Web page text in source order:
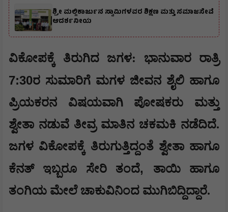
ಶ್ರೀ ಮಲ್ಲಿಕಾರ್ಜುನ ಸ್ವಾಮಿಗಳವರ ಶಿಕ್ಷಣ ಮತ್ತು ಸಮಾಜಸೇವೆ
ಆದರ್ಶನೀಯ
ವಿಕೋಪಕ್ಕೆ ತಿರುಗಿದ ಜಗಳ: ಭಾನುವಾರ ರಾತ್ರಿ
7:30ರ ಸುಮಾರಿಗೆ ಮಗಳ ಜೀವನ ಶೈಲಿ ಹಾಗೂ
ಪ್ರಿಯಕರನ ವಿಷಯವಾಗಿ ಪೋಷಕರು ಮತ್ತು
ಶ್ವೇತಾ ನಡುವೆ ತೀವ್ರ ಮಾತಿನ ಚಕಮಕಿ ನಡೆದಿದೆ.
ಜಗಳ ವಿಕೋಪಕ್ಕೆ ತಿರುಗುತ್ತಿದ್ದಂತೆ ಶ್ವೇತಾ ಹಾಗೂ
ಕೆನತ್ ಇಬ್ಬರೂ ಸೇರಿ ತಂದೆ, ತಾಯಿ ಹಾಗೂ
ತಂಗಿಯ ಮೇಲೆ ಚಾಕುವಿನಿಂದ ಮುಗಿಬಿದ್ದಿದ್ದಾರೆ.